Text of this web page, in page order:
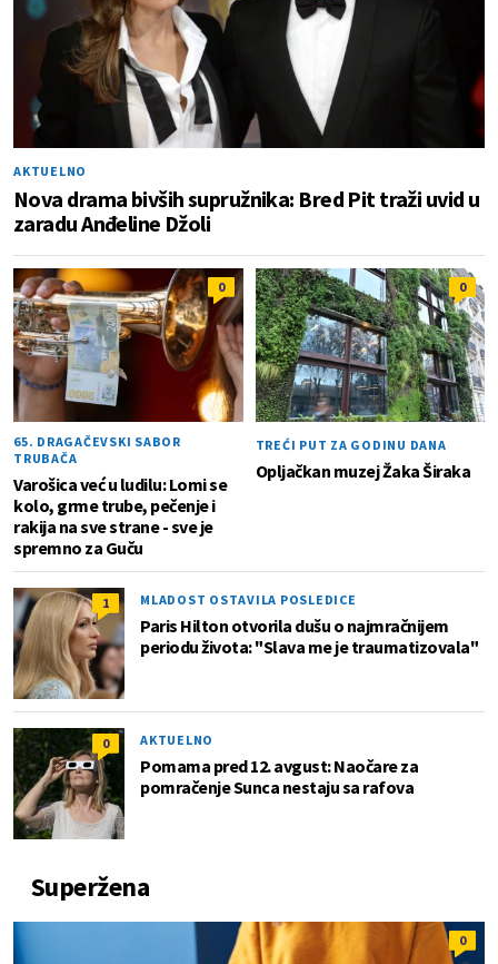
AKTUELNO
Nova drama bivših supružnika: Bred Pit traži uvid u
zaradu Anđeline Džoli
0
65. DRAGAČEVSKI SABOR
TRUBAČA
Varošica već u ludilu: Lomi se
kolo, grme trube, pečenje i
rakija na sve strane - sve je
spremno za Guču
0
TREĆI PUT ZA GODINU DANA
Opljačkan muzej Žaka Širaka
1 MLADOST OSTAVILA POSLEDICE
Paris Hilton otvorila dušu o najmračnijem
periodu života: "Slava me je traumatizovala"
0 AKTUELNO
Pomama pred 12. avgust: Naočare za
pomračenje Sunca nestaju sa rafova
Superžena
0